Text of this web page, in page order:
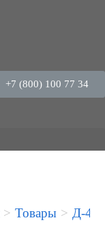
+7 (800) 100 77 34
> Товары > Д-